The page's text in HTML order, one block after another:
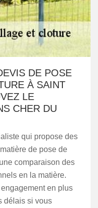
DE POSE
À SAINT
LE
CHER DU
qui propose des
de pose de
comparaison des
en la matière.
en plus
délais si vous